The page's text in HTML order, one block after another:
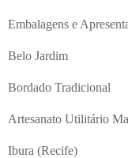
Embalagens e
Belo Jardim
Bordado Tradicional
Artesanato Utilitário
Ibura (Recife)